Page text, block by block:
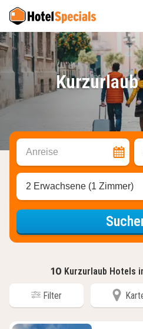
Anreise
2 Erwachsene (1 Zimmer)
10 Kurzurlaub Hotels
Filter